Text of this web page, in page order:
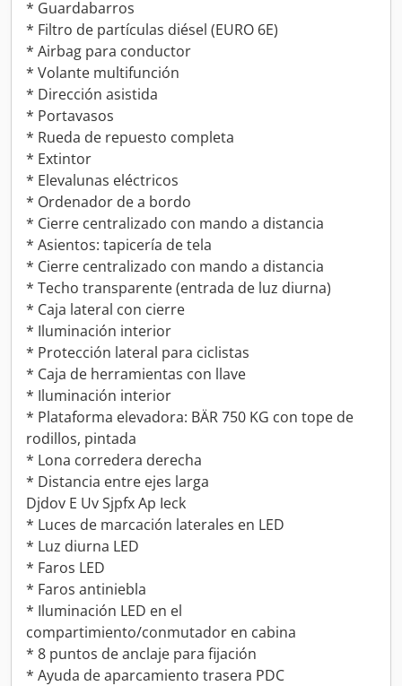
* Guardabarros
* Filtro de partículas diésel (EURO 6E)
* Airbag para conductor
* Volante multifunción
* Dirección asistida
* Portavasos
* Rueda de repuesto completa
* Extintor
* Elevalunas eléctricos
* Ordenador de a bordo
* Cierre centralizado con mando a distancia
* Asientos: tapicería de tela
* Cierre centralizado con mando a distancia
* Techo transparente (entrada de luz diurna)
* Caja lateral con cierre
* Iluminación interior
* Protección lateral para ciclistas
* Caja de herramientas con llave
* Iluminación interior
* Plataforma elevadora: BÄR 750 KG con tope de
rodillos, pintada
* Lona corredera derecha
* Distancia entre ejes larga
Djdov E Uv Sjpfx Ap Ieck
* Luces de marcación laterales en LED
* Luz diurna LED
* Faros LED
* Faros antiniebla
* Iluminación LED en el
compartimiento/conmutador en cabina
* 8 puntos de anclaje para fijación
* Ayuda de aparcamiento trasera PDC